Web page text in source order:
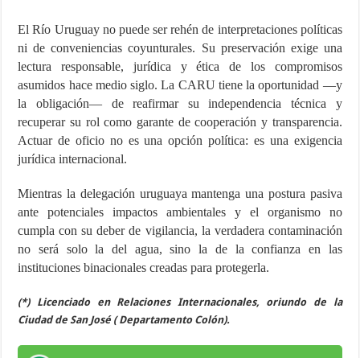
El Río Uruguay no puede ser rehén de interpretaciones políticas
ni de conveniencias coyunturales. Su preservación exige una
lectura responsable, jurídica y ética de los compromisos
asumidos hace medio siglo. La CARU tiene la oportunidad —y
la obligación— de reafirmar su independencia técnica y
recuperar su rol como garante de cooperación y transparencia.
Actuar de oficio no es una opción política: es una exigencia
jurídica internacional.
Mientras la delegación uruguaya mantenga una postura pasiva
ante potenciales impactos ambientales y el organismo no
cumpla con su deber de vigilancia, la verdadera contaminación
no será solo la del agua, sino la de la confianza en las
instituciones binacionales creadas para protegerla.
(*) Licenciado en Relaciones Internacionales, oriundo de la
Ciudad de San José ( Departamento Colón).